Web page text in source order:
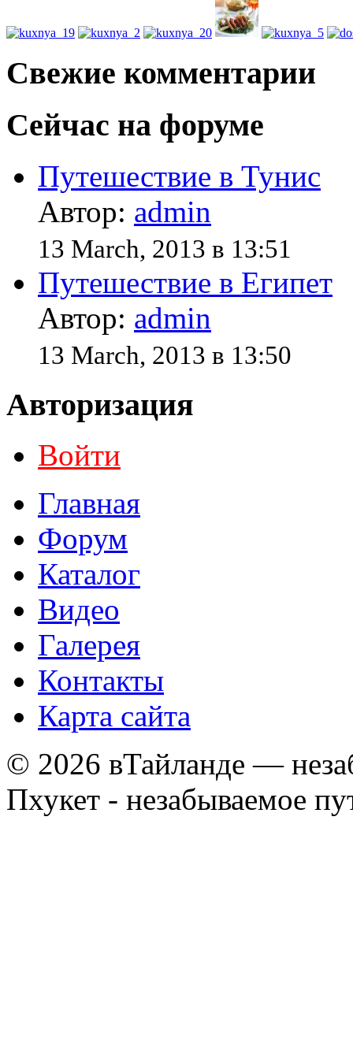
Свежие комментарии
Сейчас на форуме
Путешествие в Тунис
Автор: admin
13 March, 2013 в 13:51
Путешествие в Египет
Автор: admin
13 March, 2013 в 13:50
Авторизация
Войти
Главная
Форум
Каталог
Видео
Галерея
Контакты
Карта сайта
© 2026 вТайланде —
Пхукет - незабываемое